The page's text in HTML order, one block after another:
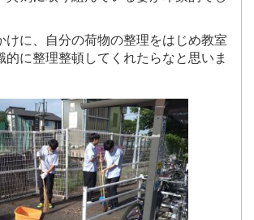
に、自分の荷物の整理をはじめ教室
的に整理整頓してくれたらなと思いま